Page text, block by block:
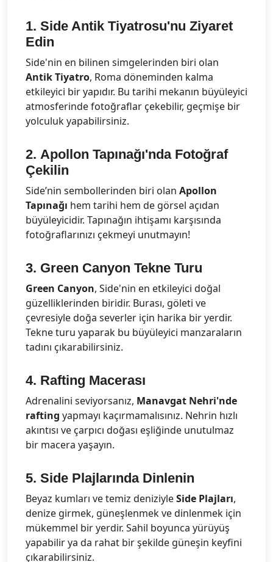
1. Side Antik Tiyatrosu'nu Ziyaret
Edin
Side'nin en bilinen simgelerinden biri olan
Antik Tiyatro, Roma döneminden kalma
etkileyici bir yapıdır. Bu tarihi mekanın büyüleyici
atmosferinde fotoğraflar çekebilir, geçmişe bir
yolculuk yapabilirsiniz.
2. Apollon Tapınağı'nda Fotoğraf
Çekilin
Side’nin sembollerinden biri olan Apollon
Tapınağı hem tarihi hem de görsel açıdan
büyüleyicidir. Tapınağın ihtişamı karşısında
fotoğraflarınızı çekmeyi unutmayın!
3. Green Canyon Tekne Turu
Green Canyon, Side'nin en etkileyici doğal
güzelliklerinden biridir. Burası, göleti ve
çevresiyle doğa severler için harika bir yerdir.
Tekne turu yaparak bu büyüleyici manzaraların
tadını çıkarabilirsiniz.
4. Rafting Macerası
Adrenalini seviyorsanız, Manavgat Nehri'nde
rafting yapmayı kaçırmamalısınız. Nehrin hızlı
akıntısı ve çarpıcı doğası eşliğinde unutulmaz
bir macera yaşayın.
5. Side Plajlarında Dinlenin
Beyaz kumları ve temiz deniziyleSide Plajları,
denize girmek, güneşlenmek ve dinlenmek için
mükemmel bir yerdir. Sahil boyunca yürüyüş
yapabilir ya da rahat bir şekilde güneşin keyfini
çıkarabilirsiniz.